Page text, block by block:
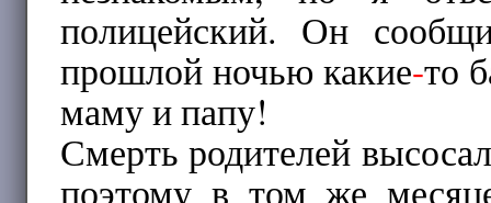
полицейский. Он
прошлой ночью какие-то
маму и папу!
Смерть родителей
поэтому в том же